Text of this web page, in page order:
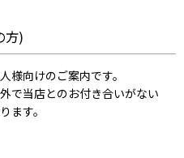
方)
向けのご案内です。
で当店とのお付き合いがない
ます。